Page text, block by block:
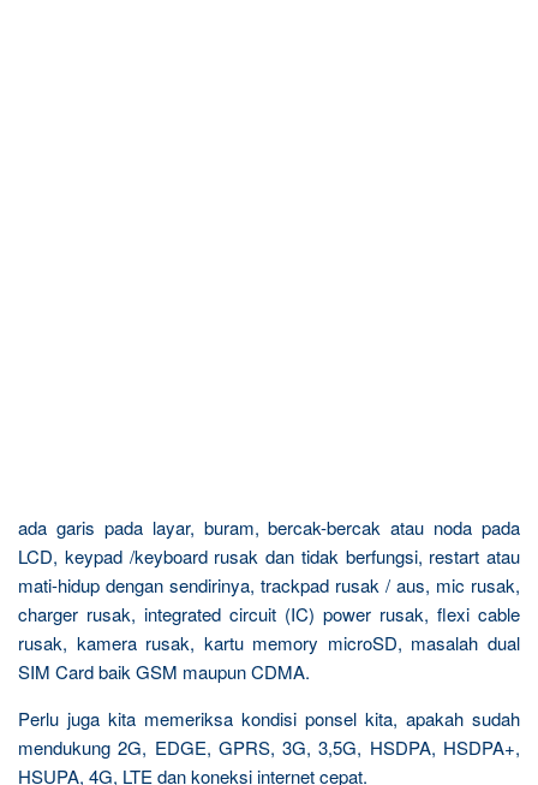
ada garis pada layar, buram, bercak-bercak atau noda pada
LCD, keypad /keyboard rusak dan tidak berfungsi, restart atau
mati-hidup dengan sendirinya, trackpad rusak / aus, mic rusak,
charger rusak, integrated circuit (IC) power rusak, flexi cable
rusak, kamera rusak, kartu memory microSD, masalah dual
SIM Card baik GSM maupun CDMA.
Perlu juga kita memeriksa kondisi ponsel kita, apakah sudah
mendukung 2G, EDGE, GPRS, 3G, 3,5G, HSDPA, HSDPA+,
HSUPA, 4G, LTE dan koneksi internet cepat.